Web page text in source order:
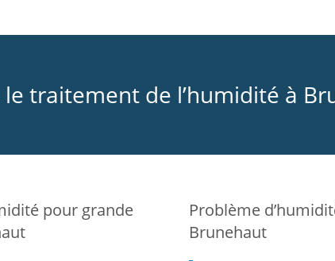
traitement de l’humidité à
pour grande
Problème
Brunehaut